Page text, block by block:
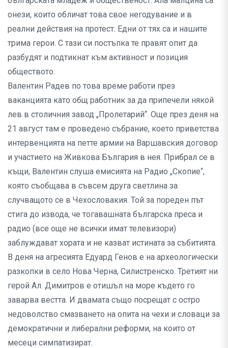
онези, които обличат това свое негодувание и в
реални действия на протест. Едни от тях са и нашите
трима герои. С тази си постъпка те правят опит да
разбудят и подтикнат към активност и позиция
обществото.
Валентин Радев по това време работи през
ваканцията като общ работник за да припечели някой
лев в столичния завод „Пролетарий“. Още през деня на
21 август там е проведено събрание, което приветства
интервенцията на петте армии на Варшавския договор
и участието на Живкова България в нея. Прибрал се в
къщи, Валентин слуша емисията на Радио „Скопие“,
която съобщава в съвсем друга светлина за
случващото се в Чехословакия. Той за пореден път
стига до извода, че тогавашната българска преса и
радио (все още не всички имат телевизори)
заблуждават хората и не казват истината за събитията.
В деня на агресията Едуард Генов е на археологически
разкопки в село Нова Черна, Силистренско. Третият ни
герой Ал. Димитров е отишъл на море където го
заварва вестта. И двамата също посрещат с остро
недоволство смазването на опита на чехи и словаци за
демократични и либерални реформи, на които от
месеци симпатизират.